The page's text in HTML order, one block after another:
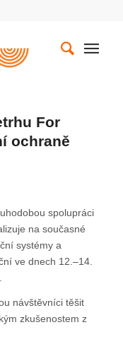
For
ochraně
spolupráci
na současné
systémy a
ve dnech 12.–14.
návštěvníci těšit
zkušenostem z